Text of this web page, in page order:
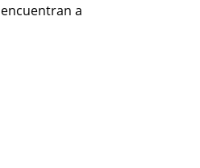
encuentran a